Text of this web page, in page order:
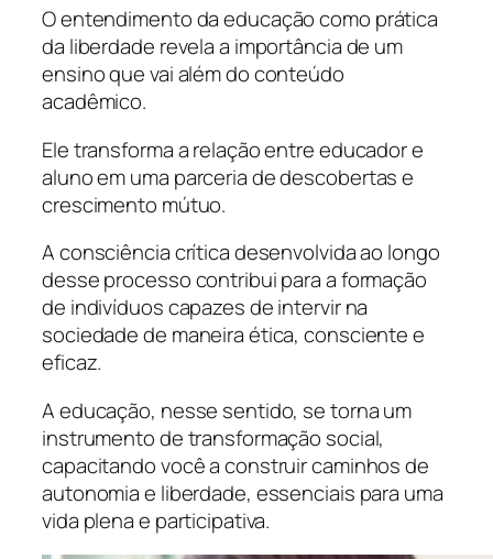
O entendimento da educação como prática
da liberdade revela a importância de um
ensino que vai além do conteúdo
acadêmico.
Ele transforma a relação entre educador e
aluno em uma parceria de descobertas e
crescimento mútuo.
A consciência crítica desenvolvida ao longo
desse processo contribui para a formação
de indivíduos capazes de intervir na
sociedade de maneira ética, consciente e
eficaz.
A educação, nesse sentido, se torna um
instrumento de transformação social,
capacitando você a construir caminhos de
autonomia e liberdade, essenciais para uma
vida plena e participativa.